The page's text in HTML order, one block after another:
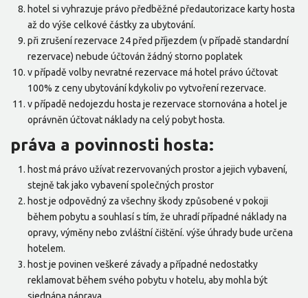
hotel si vyhrazuje právo předběžné předautorizace karty hosta
až do výše celkové částky za ubytování.
při zrušení rezervace 24 před příjezdem (v případě standardní
rezervace) nebude účtován žádný storno poplatek
v případě volby nevratné rezervace má hotel právo účtovat
100% z ceny ubytování kdykoliv po vytvoření rezervace.
v případě nedojezdu hosta je rezervace stornována a hotel je
oprávněn účtovat náklady na celý pobyt hosta.
práva a povinnosti hosta:
host má právo užívat rezervovaných prostor a jejich vybavení,
stejně tak jako vybavení společných prostor
host je odpovědný za všechny škody způsobené v pokoji
během pobytu a souhlasí s tím, že uhradí případné náklady na
opravy, výměny nebo zvláštní čištění. výše úhrady bude určena
hotelem.
host je povinen veškeré závady a případné nedostatky
reklamovat během svého pobytu v hotelu, aby mohla být